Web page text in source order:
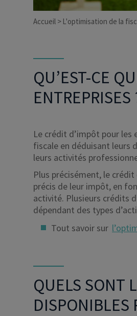
Accueil L'optimisation de la
QU’EST-CE
ENTREPRISES
Le crédit d’impôt pour les
fiscale en déduisant leurs
leurs activités
Plus précisément, le
précis de leur impôt, en
activité. Plusieurs crédits
dépendant des types
Tout savoir sur
QUELS SONT
DISPONIBLES